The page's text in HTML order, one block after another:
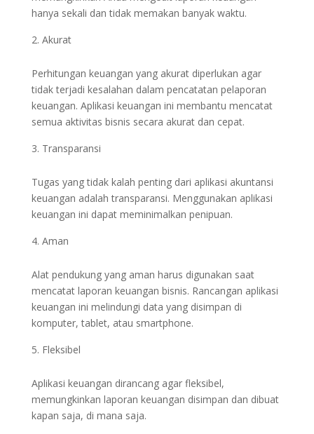
hanya sekali dan tidak memakan banyak waktu.
Akurat
Perhitungan keuangan yang akurat diperlukan agar
tidak terjadi kesalahan dalam pencatatan pelaporan
keuangan. Aplikasi keuangan ini membantu mencatat
semua aktivitas bisnis secara akurat dan cepat.
Transparansi
Tugas yang tidak kalah penting dari aplikasi akuntansi
keuangan adalah transparansi. Menggunakan aplikasi
keuangan ini dapat meminimalkan penipuan.
Aman
Alat pendukung yang aman harus digunakan saat
mencatat laporan keuangan bisnis. Rancangan aplikasi
keuangan ini melindungi data yang disimpan di
komputer, tablet, atau smartphone.
Fleksibel
Aplikasi keuangan dirancang agar fleksibel,
memungkinkan laporan keuangan disimpan dan dibuat
kapan saja, di mana saja.